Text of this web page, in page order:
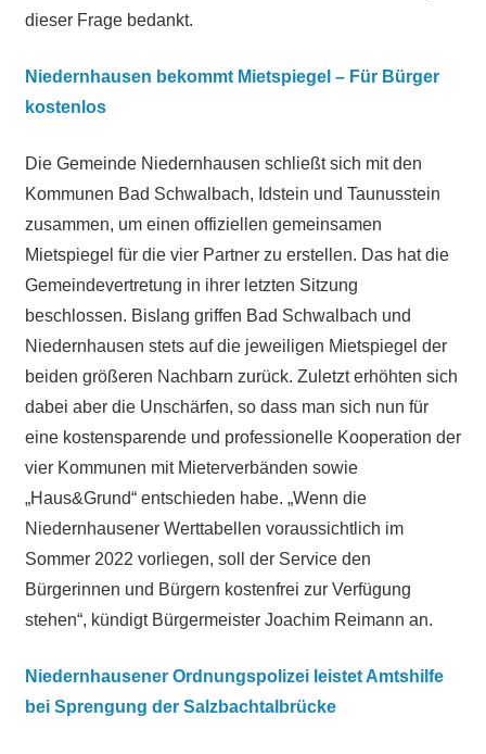
dieser Frage bedankt.
Niedernhausen bekommt Mietspiegel – Für Bürger
kostenlos
Die Gemeinde Niedernhausen schließt sich mit den
Kommunen Bad Schwalbach, Idstein und Taunusstein
zusammen, um einen offiziellen gemeinsamen
Mietspiegel für die vier Partner zu erstellen. Das hat die
Gemeindevertretung in ihrer letzten Sitzung
beschlossen. Bislang griffen Bad Schwalbach und
Niedernhausen stets auf die jeweiligen Mietspiegel der
beiden größeren Nachbarn zurück. Zuletzt erhöhten sich
dabei aber die Unschärfen, so dass man sich nun für
eine kostensparende und professionelle Kooperation der
vier Kommunen mit Mieterverbänden sowie
„Haus&Grund“ entschieden habe. „Wenn die
Niedernhausener Werttabellen voraussichtlich im
Sommer 2022 vorliegen, soll der Service den
Bürgerinnen und Bürgern kostenfrei zur Verfügung
stehen“, kündigt Bürgermeister Joachim Reimann an.
Niedernhausener Ordnungspolizei leistet Amtshilfe
bei Sprengung der Salzbachtalbrücke